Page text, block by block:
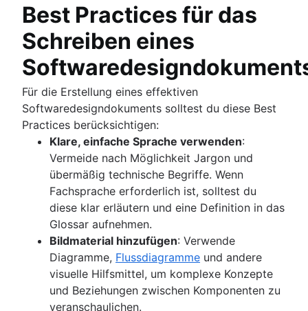
Best Practices für das
Schreiben eines
Für die Erstellung eines effektiven
Softwaredesigndokuments solltest du diese Best
Practices berücksichtigen:
Klare, einfache Sprache verwenden:
Vermeide nach Möglichkeit Jargon und
übermäßig technische Begriffe. Wenn
Fachsprache erforderlich ist, solltest du
diese klar erläutern und eine Definition in das
Glossar aufnehmen.
Bildmaterial hinzufügen: Verwende
Diagramme, Flussdiagramme und andere
visuelle Hilfsmittel, um komplexe Konzepte
und Beziehungen zwischen Komponenten zu
veranschaulichen.